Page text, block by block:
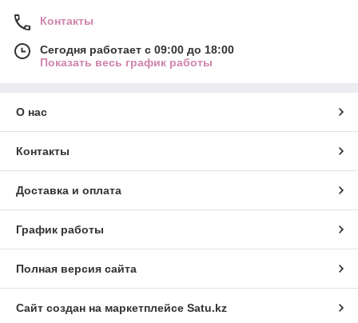
Контакты
Сегодня работает с 09:00 до 18:00
Показать весь график работы
О нас
Контакты
Доставка и оплата
График работы
Полная версия сайта
Сайт создан на маркетплейсе Satu.kz